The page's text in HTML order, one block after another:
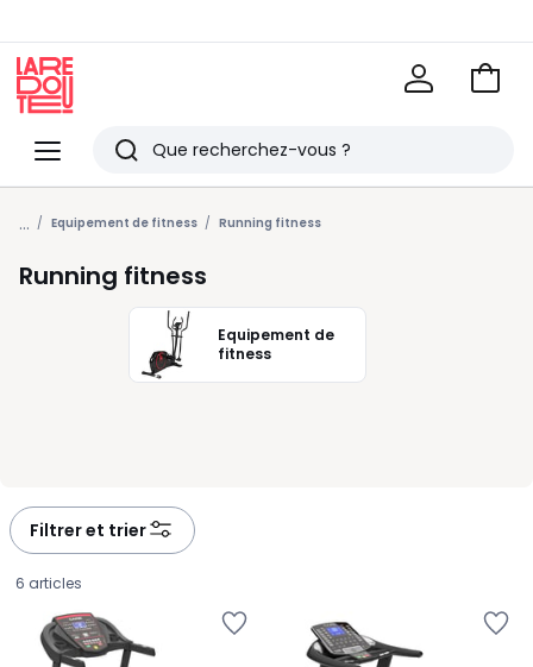
Menu
Redoute
Rechercher
Derniers
articles
vus
Voir
... Equipement de fitness Running fitness
Running fitness
Equipement de
fitness
Filtrer et trier
6 articles